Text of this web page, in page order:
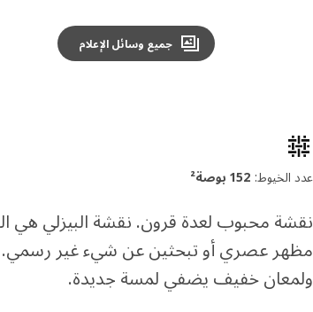
جميع وسائل الإعلام
خصائص المنتج
عدد الخيوط: 152 بوصة²
نقشة محبوب لعدة قرون. نقشة البيزلي هي
مظهر عصري أو تبحثين عن شيء غير رسمي.
ولمعان خفيف يضفي لمسة جديدة.